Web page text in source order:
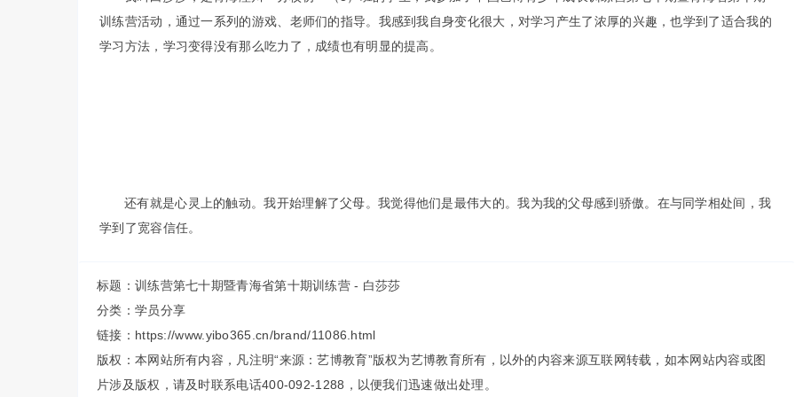
训练营活动，通过一系列的游戏、老师们的指导。我感到我自身变化很大，对学习产生了浓厚的兴趣，也学到了适合我的
学习方法，学习变得没有那么吃力了，成绩也有明显的提高。
还有就是心灵上的触动。我开始理解了父母。我觉得他们是最伟大的。我为我的父母感到骄傲。在与同学相处间，我
学到了宽容信任。
标题：训练营第七十期暨青海省第十期训练营 - 白莎莎
分类： 学员分享
链接：https://www.yibo365.cn/brand/11086.html
版权：本网站所有内容，凡注明“来源：艺博教育”版权为艺博教育所有，以外的内容来源互联网转载，如本网站内容或图
片涉及版权，请及时联系电话400-092-1288，以便我们迅速做出处理。